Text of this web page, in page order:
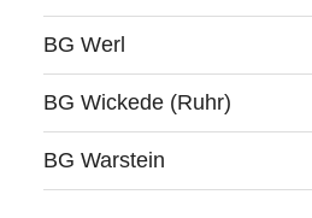
BG Werl
BG Wickede (Ruhr)
BG Warstein